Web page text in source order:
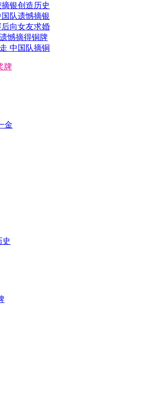
银创造历史
队遗憾摘银
向女友求婚
憾摘得铜牌
中国队摘铜
牌
金
史